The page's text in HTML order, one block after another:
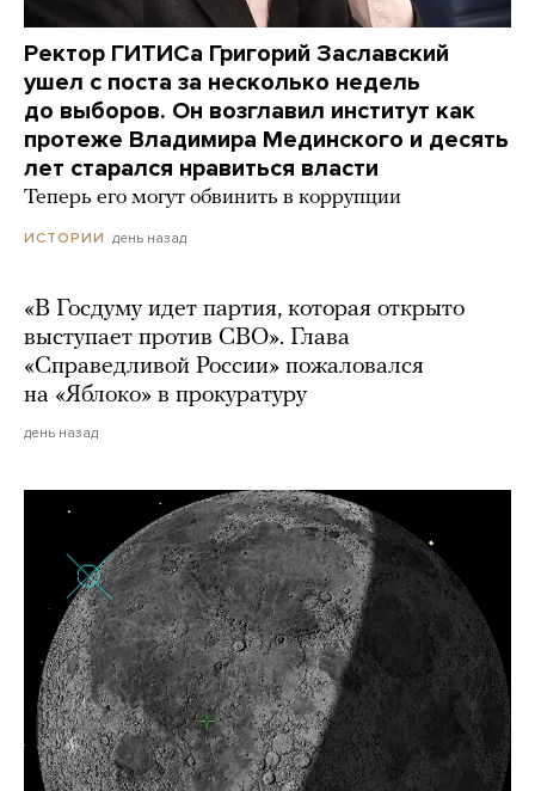
Ректор ГИТИСа Григорий Заславский
ушел с поста за несколько недель
до выборов. Он возглавил институт как
протеже Владимира Мединского и десять
лет старался нравиться власти
Теперь его могут обвинить в коррупции
ИСТОРИИ день назад
«В Госдуму идет партия, которая открыто
выступает против СВО». Глава
«Справедливой России» пожаловался
на «Яблоко» в прокуратуру
день назад